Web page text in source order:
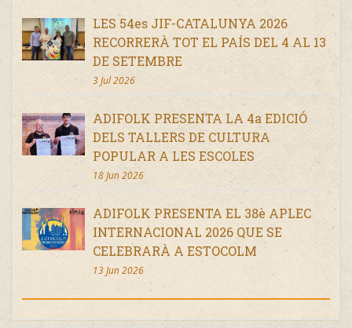
LES 54es JIF-CATALUNYA 2026
RECORRERÀ TOT EL PAÍS DEL 4 AL 13
DE SETEMBRE
3 Jul 2026
ADIFOLK PRESENTA LA 4a EDICIÓ
DELS TALLERS DE CULTURA
POPULAR A LES ESCOLES
18 Jun 2026
ADIFOLK PRESENTA EL 38è APLEC
INTERNACIONAL 2026 QUE SE
CELEBRARÀ A ESTOCOLM
13 Jun 2026